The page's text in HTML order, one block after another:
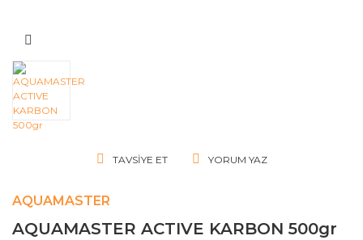
TAVSIYE ET YORUM YAZ
AQUAMASTER
AQUAMASTER ACTIVE KARBON 500gr